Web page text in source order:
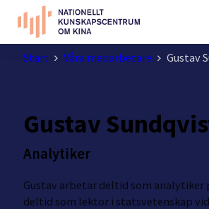
Start Våra medarbetare Gustav
Gustav
Analytiker
Gustav arbetar deltid som analytiker
deltid som lektor i statsvetenskap